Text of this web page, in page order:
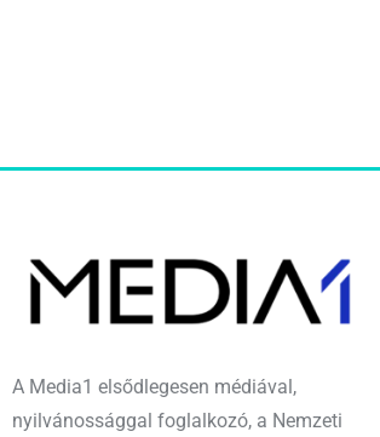
A Media1 elsődlegesen médiával,
nyilvánossággal foglalkozó, a Nemzeti